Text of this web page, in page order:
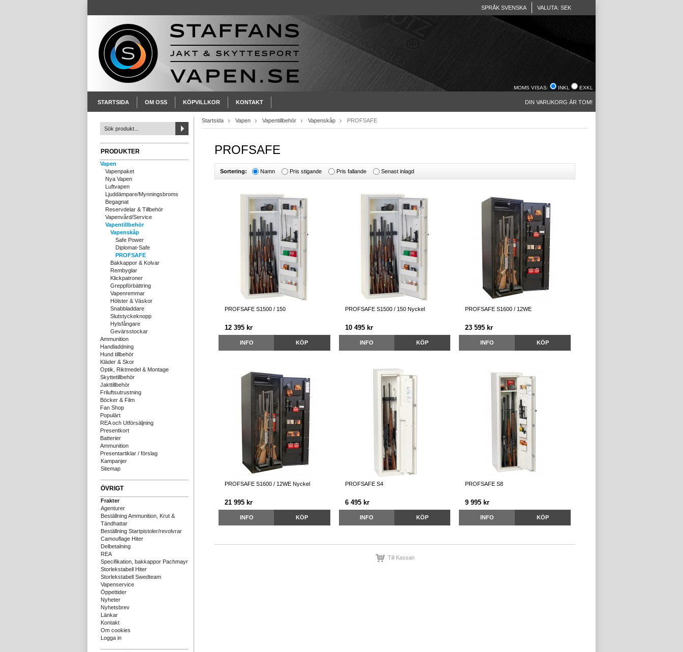
SPRÅK SVENSKA VALUTA: SEK
MOMS VISAS: INKL EXKL
STARTSIDA OM OSS KÖPVILLKOR KONTAKT DIN VARUKORG ÄR TOM!
PRODUKTER
Vapen
Vapenpaket
Nya Vapen
Luftvapen
Ljuddämpare/Mynningsbroms
Begagnat
Reservdelar & Tillbehör
Vapenvård/Service
Vapentillbehör
Vapenskåp
Safe Power
Diplomat-Safe
PROFSAFE
Bakkappor & Kolvar
Rembyglar
Klickpatroner
Greppförbättring
Vapenremmar
Hölster & Väskor
Snabbladdare
Slutstyckeknopp
Hylsfångare
Gevärsstockar
Ammunition
Handladdning
Hund tillbehör
Kläder & Skor
Optik, Riktmedel & Montage
Skyttetillbehör
Jakttillbehör
Friluftsutrustning
Böcker & Film
Fan Shop
Populärt
REA och Utförsäljning
Presentkort
Batterier
Ammunition
Presentartiklar / förslag
Kampanjer
Sitemap
ÖVRIGT
Frakter
Agenturer
Beställning Ammunition, Krut &
Tändhattar
Beställning Startpistoler/revolvrar
Camouflage Hiter
Delbetalning
REA
Specifikation, bakkappor Pachmayr
Storlekstabell Hiter
Storlekstabell Swedteam
Vapenservice
Öppettider
Nyheter
Nyhetsbrev
Länkar
Kontakt
Om cookies
Logga in
Startsida Vapen Vapentillbehör Vapenskåp PROFSAFE
PROFSAFE
Sortering: Namn Pris stigande Pris fallande Senast inlagd
PROFSAFE S1500 / 150
12 395 kr
INFO KÖP
PROFSAFE S1500 / 150 Nyckel
10 495 kr
INFO KÖP
PROFSAFE S1600 / 12WE
23 595 kr
INFO KÖP
PROFSAFE S1600 / 12WE Nyckel
21 995 kr
INFO KÖP
PROFSAFE S4
6 495 kr
INFO KÖP
PROFSAFE S8
9 995 kr
INFO KÖP
Till Kassan